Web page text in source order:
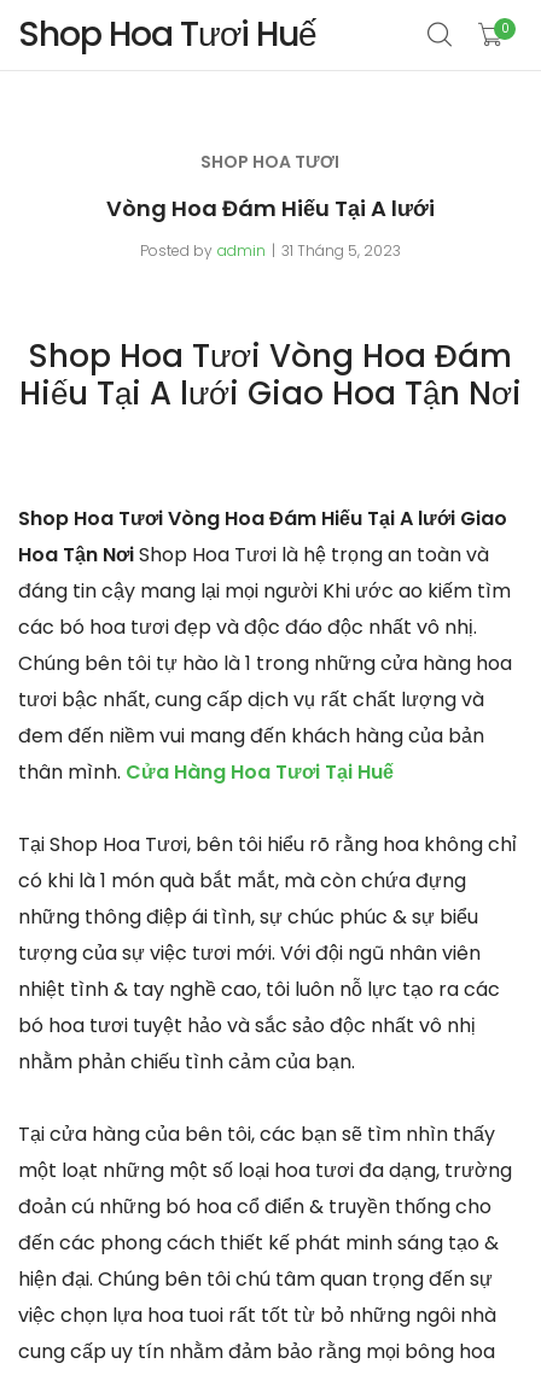
Shop Hoa Tươi Huế 0
SHOP HOA TƯƠI
Vòng Hoa Đám Hiếu Tại A lưới
Posted by admin 31 Tháng 5, 2023
Shop Hoa Tươi Vòng Hoa Đám
Hiếu Tại A lưới Giao Hoa Tận Nơi
Shop Hoa Tươi Vòng Hoa Đám Hiếu Tại A lưới Giao
Hoa Tận NơiShop Hoa Tươi là hệ trọng an toàn và
đáng tin cậy mang lại mọi người Khi ước ao kiếm tìm
các bó hoa tươi đẹp và độc đáo độc nhất vô nhị.
Chúng bên tôi tự hào là 1 trong những cửa hàng hoa
tươi bậc nhất, cung cấp dịch vụ rất chất lượng và
đem đến niềm vui mang đến khách hàng của bản
thân mình. Cửa Hàng Hoa Tươi Tại Huế
Tại Shop Hoa Tươi, bên tôi hiểu rõ rằng hoa không chỉ
có khi là 1 món quà bắt mắt, mà còn chứa đựng
những thông điệp ái tình, sự chúc phúc & sự biểu
tượng của sự việc tươi mới. Với đội ngũ nhân viên
nhiệt tình & tay nghề cao, tôi luôn nỗ lực tạo ra các
bó hoa tươi tuyệt hảo và sắc sảo độc nhất vô nhị
nhằm phản chiếu tình cảm của bạn.
Tại cửa hàng của bên tôi, các bạn sẽ tìm nhìn thấy
một loạt những một số loại hoa tươi đa dạng, trường
đoản cú những bó hoa cổ điển & truyền thống cho
đến các phong cách thiết kế phát minh sáng tạo &
hiện đại. Chúng bên tôi chú tâm quan trọng đến sự
việc chọn lựa hoa tuoi rất tốt từ bỏ những ngôi nhà
cung cấp uy tín nhằm đảm bảo rằng mọi bông hoa